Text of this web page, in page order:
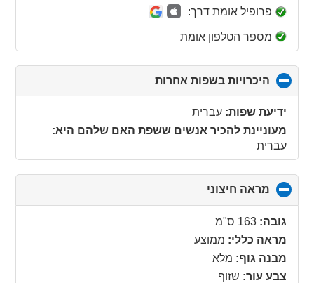
פרופיל אומת דרך:
מספר הטלפון אומת
היכרויות בשפות אחרות
to
ידיעת שפות: עברית
מעוניינת להכיר אנשים ששפת האם שלהם היא:
עברית
מראה חיצוני
to
גובה: 163 ס"מ
מראה כללי: ממוצע
מבנה גוף: מלא
צבע עור: שזוף